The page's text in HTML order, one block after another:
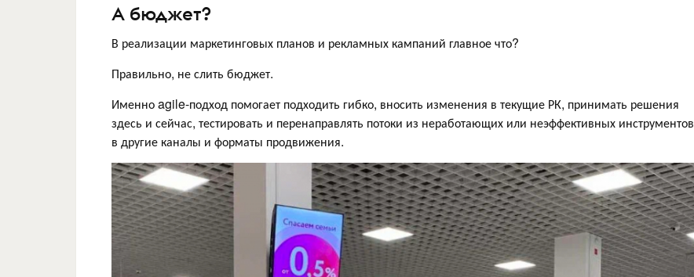
А бюджет?
В реализации маркетинговых планов и рекламных кампаний главное что?
Правильно, не слить бюджет.
Именно agile-подход помогает подходить гибко, вносить изменения в текущие РК, принимать решения
здесь и сейчас, тестировать и перенаправлять потоки из неработающих или неэффективных инструментов
в другие каналы и форматы продвижения.